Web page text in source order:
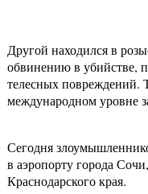
Другой находился в
обвинению в убийстве,
телесных повреждений.
международном уровне
Сегодня
в аэропорту города
Краснодарского края.